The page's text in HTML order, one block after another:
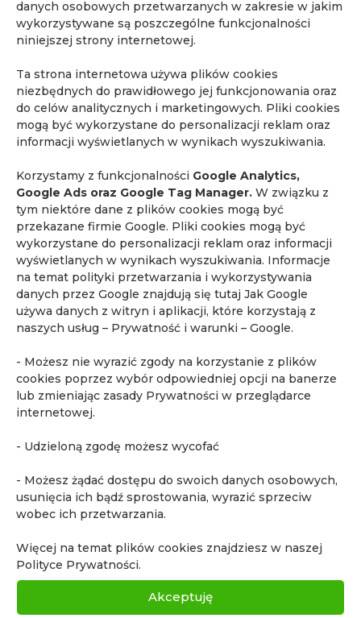
danych osobowych przetwarzanych w zakresie w jakim
wykorzystywane są poszczególne funkcjonalności
niniejszej strony internetowej.
Ta strona internetowa używa plików cookies
niezbędnych do prawidłowego jej funkcjonowania oraz
do celów analitycznych i marketingowych. Pliki cookies
mogą być wykorzystane do personalizacji reklam oraz
informacji wyświetlanych w wynikach wyszukiwania.
Korzystamy z funkcjonalności Google Analytics,
Google Ads oraz Google Tag Manager. W związku z
tym niektóre dane z plików cookies mogą być
przekazane firmie Google. Pliki cookies mogą być
wykorzystane do personalizacji reklam oraz informacji
wyświetlanych w wynikach wyszukiwania. Informacje
na temat polityki przetwarzania i wykorzystywania
danych przez Google znajdują się tutaj Jak Google
używa danych z witryn i aplikacji, które korzystają z
naszych usług – Prywatność i warunki – Google.
- Możesz nie wyrazić zgody na korzystanie z plików
cookies poprzez wybór odpowiedniej opcji na banerze
lub zmieniając zasady Prywatności w przeglądarce
internetowej.
- Udzieloną zgodę możesz wycofać
- Możesz żądać dostępu do swoich danych osobowych,
usunięcia ich bądź sprostowania, wyrazić sprzeciw
wobec ich przetwarzania.
Więcej na temat plików cookies znajdziesz w naszej
Polityce Prywatności.
Akceptuję